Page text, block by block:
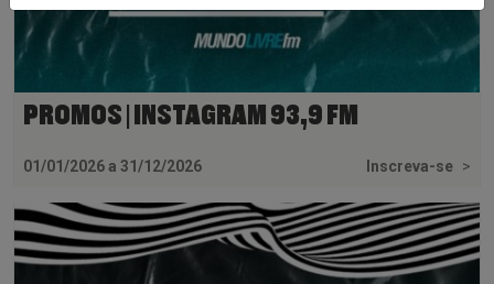
PROMOS | INSTAGRAM 93,9 FM
01/01/2026 a 31/12/2026 Inscreva-se >